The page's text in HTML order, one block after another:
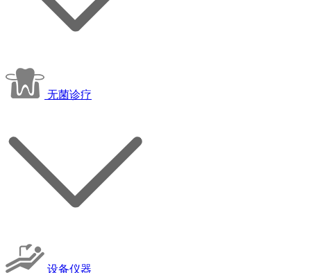
无菌诊疗
设备仪器